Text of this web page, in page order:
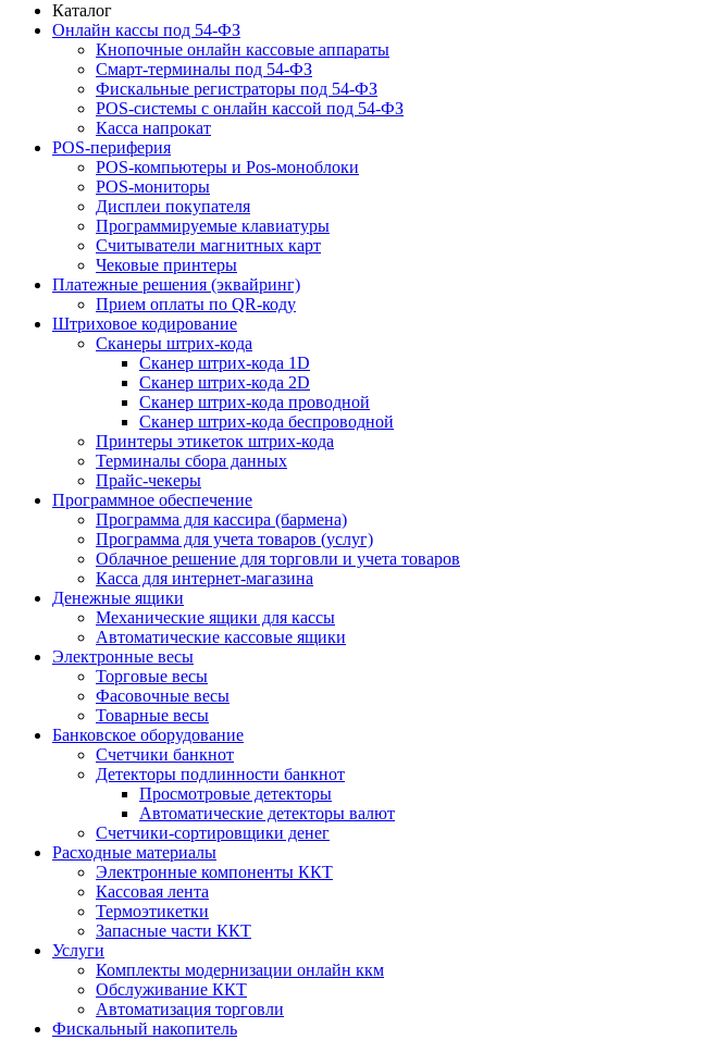
Каталог
Онлайн кассы под 54-ФЗ
Кнопочные онлайн кассовые аппараты
Смарт-терминалы под 54-ФЗ
Фискальные регистраторы под 54-ФЗ
POS-системы с онлайн кассой под 54-ФЗ
Касса напрокат
POS-периферия
POS-компьютеры и Pos-моноблоки
POS-мониторы
Дисплеи покупателя
Программируемые клавиатуры
Считыватели магнитных карт
Чековые принтеры
Платежные решения (эквайринг)
Прием оплаты по QR-коду
Штриховое кодирование
Сканеры штрих-кода
Сканер штрих-кода 1D
Сканер штрих-кода 2D
Сканер штрих-кода проводной
Сканер штрих-кода беспроводной
Принтеры этикеток штрих-кода
Терминалы сбора данных
Прайс-чекеры
Программное обеспечение
Программа для кассира (бармена)
Программа для учета товаров (услуг)
Облачное решение для торговли и учета товаров
Касса для интернет-магазина
Денежные ящики
Механические ящики для кассы
Автоматические кассовые ящики
Электронные весы
Торговые весы
Фасовочные весы
Товарные весы
Банковское оборудование
Счетчики банкнот
Детекторы подлинности банкнот
Просмотровые детекторы
Автоматические детекторы валют
Счетчики-сортировщики денег
Расходные материалы
Электронные компоненты ККТ
Кассовая лента
Термоэтикетки
Запасные части ККТ
Услуги
Комплекты модернизации онлайн ккм
Обслуживание ККТ
Автоматизация торговли
Фискальный накопитель